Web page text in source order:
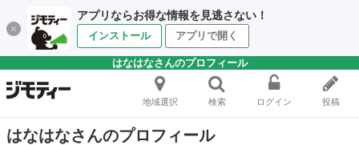
アプリならお得な情報を見逃さない！
インストール アプリで開く
はなはなさんのプロフィール
地域選択 検索 ログイン 投稿
はなはなさんのプロフィール